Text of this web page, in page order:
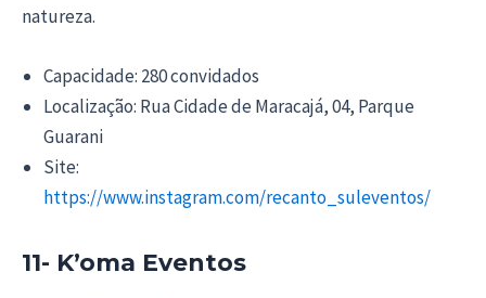
natureza.
Capacidade: 280 convidados
Localização: Rua Cidade de Maracajá, 04, Parque
Guarani
Site:
https://www.instagram.com/recanto_suleventos/
11- K’oma Eventos